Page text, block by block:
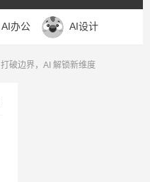
AI办公 AI设计
打破边界，AI 解锁新维度